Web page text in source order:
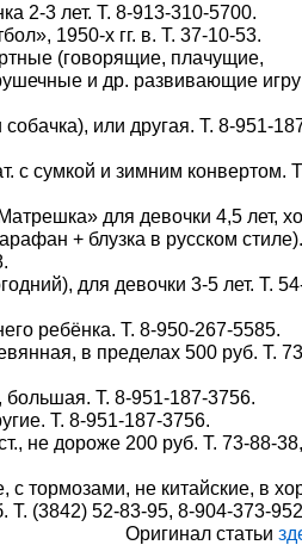
2-3 лет. Т. 8-913-310-5700.
1950-х гг. в. Т. 37-10-53.
(говорящие, плачущие,
и др. развивающие
или другая. Т. 8-951-
с сумкой и зимним конвертом.
для девочки 4,5 лет,
+ блузка в русском
для девочки 3-5 лет. Т.
ребёнка. Т. 8-950-267-5585.
в пределах 500 руб. Т.
Т. 8-951-187-3756.
Т. 8-951-187-3756.
не дороже 200 руб. Т. 73-88-
с тормозами, не китайские, в
Т. (3842) 52-83-95, 8-904-373-
Оригинал статьи